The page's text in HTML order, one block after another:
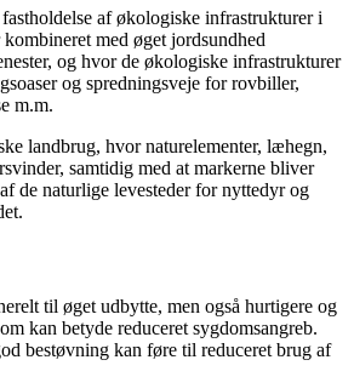
af økologiske infrastrukturer i
med øget jordsundhed
og hvor de økologiske infrastrukturer
og spredningsveje for rovbiller,
m.m.
landbrug, hvor naturelementer, læhegn,
samtidig med at markerne bliver
de naturlige levesteder for nyttedyr og
til øget udbytte, men også hurtigere og
kan betyde reduceret sygdomsangreb.
bestøvning kan føre til reduceret brug af